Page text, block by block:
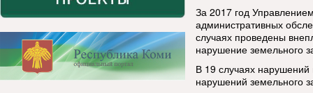
За 2017 год
административных
случаях проведены
нарушение земельного
В 19 случаях нарушений
нарушений земельного